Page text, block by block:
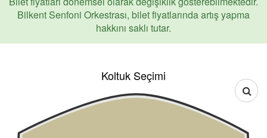
Bilkent Senfoni Orkestrası, bilet fiyatlarında artış yapma
hakkını saklı tutar.
Koltuk Seçimi